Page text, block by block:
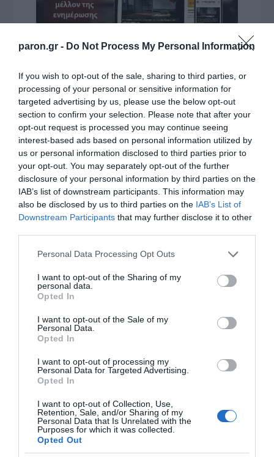
paron.gr - Do Not Process My Personal Information
If you wish to opt-out of the sale, sharing to third parties, or
processing of your personal or sensitive information for
targeted advertising by us, please use the below opt-out
section to confirm your selection. Please note that after your
opt-out request is processed you may continue seeing
interest-based ads based on personal information utilized by
us or personal information disclosed to third parties prior to
your opt-out. You may separately opt-out of the further
disclosure of your personal information by third parties on the
IAB’s list of downstream participants. This information may
also be disclosed by us to third parties on the IAB’s List of
Downstream Participants that may further disclose it to other
Please note that this website/app uses one or more Google
not limited to your visit or usage behaviour. You may click to
grant or deny consent to Google and its third-party tags to
use your data for below specified purposes in below Google
consent section.
Personal Data Processing Opt Outs
I want to opt-out of the Sharing of my
personal data.
Opted In
I want to opt-out of the Sale of my
Personal Data.
Opted In
I want to opt-out of processing my
Personal Data for Targeted Advertising.
Opted In
I want to opt-out of Collection, Use,
Retention, Sale, and/or Sharing of my
Personal Data that Is Unrelated with the
Purposes for which it was collected.
Opted Out
VIDCASTS
ΠΑΥΛΟΣ ΜΑΡΙΝΑΚΗΣ: «ΔΕΝ ΗΘΕΛΑ ΝΑ ΑΦΗΣΩ ΣΤΟΝ
ΕΠΟΜΕΝΟ ΜΙΑ ΚΑΥΤΗ ΠΑΤΑΤΑ»
Ο κυβερνητικός εκπρόσωπος,
Παύλος Μαρινάκης, ανοίγει τα
χαρτιά του στις «Τυπολογίες»
σε ένα vidcast που μιλάει για
τις μεγάλες τομές στον χώρο
των Μέσων Μαζικής
Ενημέρωσης. Σε μια εφ’ όλης της ύλης
το χρονοδιάγραμμα για τις περιφερειακές και
ραδιοφωνικές άδειες, το πακέτο στήριξης των 80
πρωτοβουλία για την άρση της ανωνυμίας στο